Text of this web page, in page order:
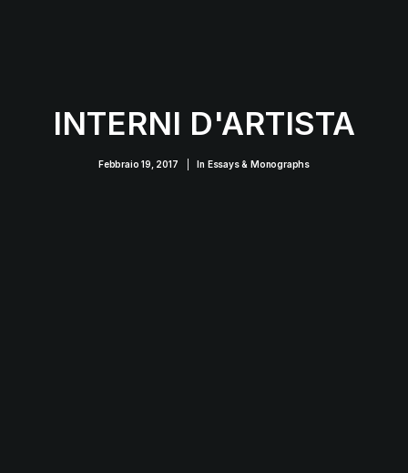
INTERNI D'ARTISTA
Febbraio 19, 2017 In Essays & Monographs